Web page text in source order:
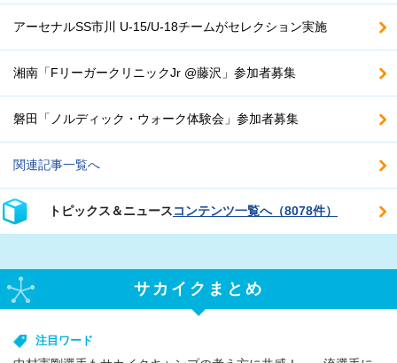
アーセナルSS市川 U-15/U-18チームがセレクション実施
湘南「FリーガークリニックJr @藤沢」参加者募集
磐田「ノルディック・ウォーク体験会」参加者募集
関連記事一覧へ
トピックス＆ニュースコンテンツ一覧へ（8078件）
サカイクまとめ
注目ワード